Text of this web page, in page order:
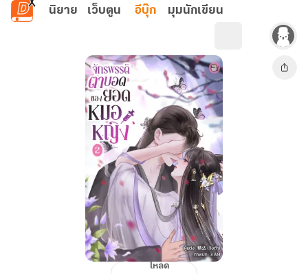
ข้ามไปยังเนื้อหาหลัก
นิยาย เว็บตูน อีบุ๊ก มุมนักเขียน
โหลด